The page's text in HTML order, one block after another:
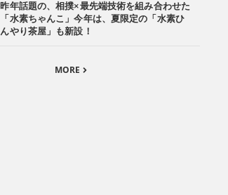
昨年話題の、相撲×最先端技術を組み合わせた
「水素ちゃんこ」今年は、夏限定の「水素ひ
んやり茶屋」も新設！
MORE